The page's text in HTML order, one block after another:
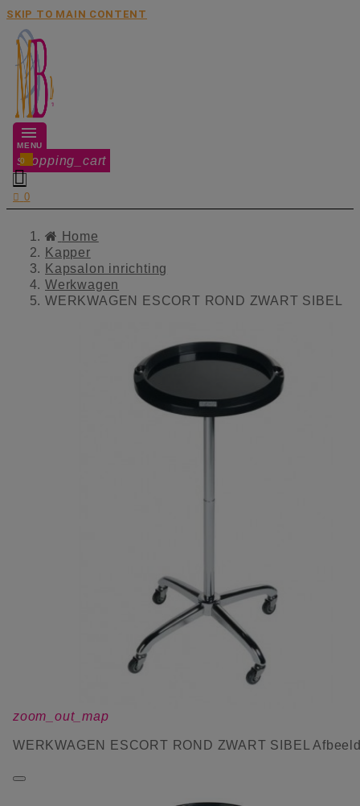
SKIP TO MAIN CONTENT
MENU
shopping_cart
0

 0
Home
Kapper
Kapsalon inrichting
Werkwagen
WERKWAGEN ESCORT ROND ZWART SIBEL
zoom_out_map
WERKWAGEN ESCORT ROND ZWART SIBEL